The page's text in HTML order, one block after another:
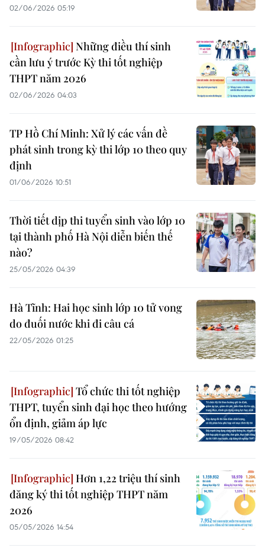
02/06/2026 05:19
Những điều thí sinh
cần lưu ý trước Kỳ thi tốt nghiệp
THPT năm 2026
02/06/2026 04:03
TP Hồ Chí Minh: Xử lý các vấn đề
phát sinh trong kỳ thi lớp 10 theo quy
định
01/06/2026 10:51
Thời tiết dịp thi tuyển sinh vào lớp 10
tại thành phố Hà Nội diễn biến thế
nào?
25/05/2026 04:39
Hà Tĩnh: Hai học sinh lớp 10 tử vong
do đuối nước khi đi câu cá
22/05/2026 01:25
Tổ chức thi tốt nghiệp
THPT, tuyển sinh đại học theo hướng
ổn định, giảm áp lực
19/05/2026 08:42
Hơn 1,22 triệu thí sinh
đăng ký thi tốt nghiệp THPT năm
2026
05/05/2026 14:54